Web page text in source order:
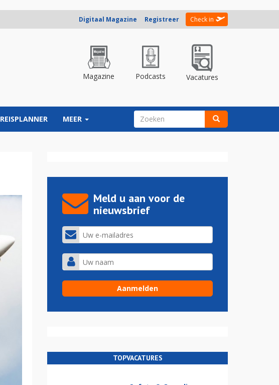
Digitaal Magazine Registreer Check in
Magazine Podcasts Vacatures
REISPLANNER MEER ZOEKVELD
Meld u aan voor de
nieuwsbrief
TOPVACATURES